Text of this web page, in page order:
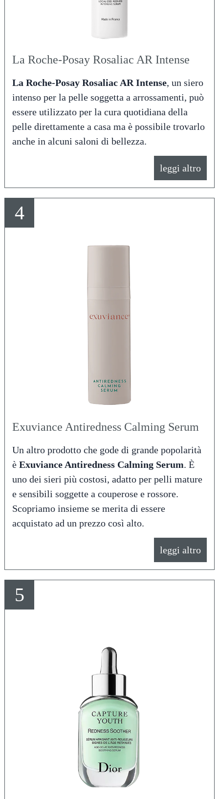
La Roche-Posay Rosaliac AR Intense
La Roche-Posay Rosaliac AR Intense, un siero
intenso per la pelle soggetta a arrossamenti, può
essere utilizzato per la cura quotidiana della
pelle direttamente a casa ma è possibile trovarlo
anche in alcuni saloni di bellezza.
leggi altro
4
Exuviance Antiredness Calming Serum
Un altro prodotto che gode di grande popolarità
è Exuviance Antiredness Calming Serum. È
uno dei sieri più costosi, adatto per pelli mature
e sensibili soggette a couperose e rossore.
Scopriamo insieme se merita di essere
acquistato ad un prezzo così alto.
leggi altro
5